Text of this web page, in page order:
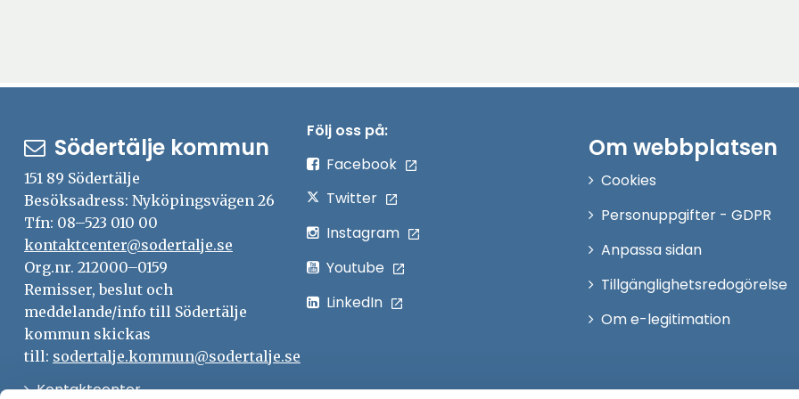
Södertälje kommun
151 89 Södertälje
Besöksadress: Nyköpingsvägen 26
Tfn: 08–523 010 00
kontaktcenter@sodertalje.se
Org.nr. 212000–0159
Remisser, beslut och
meddelande/info till Södertälje
kommun skickas
till: sodertalje.kommun@sodertalje.se
KontaktcenterÖppna
Följ oss på:
Facebook
Twitter
Instagram
Youtube
LinkedIn
Om webbplatsen
Cookies
Personuppgifter - GDPR
Anpassa sidan
Tillgänglighetsredogörelse
Om e-legitimation